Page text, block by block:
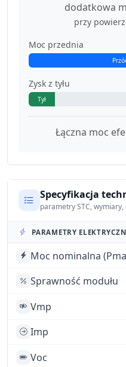
dodatkowa
przy
Moc przednia
Zysk z tyłu
Tył
Łączna moc
Specyfikacja
parametry STC, wymiary,
PARAMETRY
Moc nominalna
Sprawność modułu
Vmp
Imp
Voc